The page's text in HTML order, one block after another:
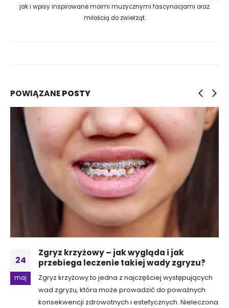
jak i wpisy inspirowane moimi muzycznymi fascynacjami oraz
miłością do zwierząt.
POWIĄZANEPOSTY
24
maj
Zgryz krzyżowy – jak wygląda i jak
przebiega leczenie takiej wady zgryzu?
Zgryz krzyżowy to jedna z najczęściej występujących
wad zgryzu, która może prowadzić do poważnych
konsekwencji zdrowotnych i estetycznych. Nieleczona